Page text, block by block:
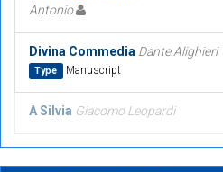
Antonio
Divina Commedia Dante Alighieri
Type Manuscript
A Silvia Giacomo Leopardi